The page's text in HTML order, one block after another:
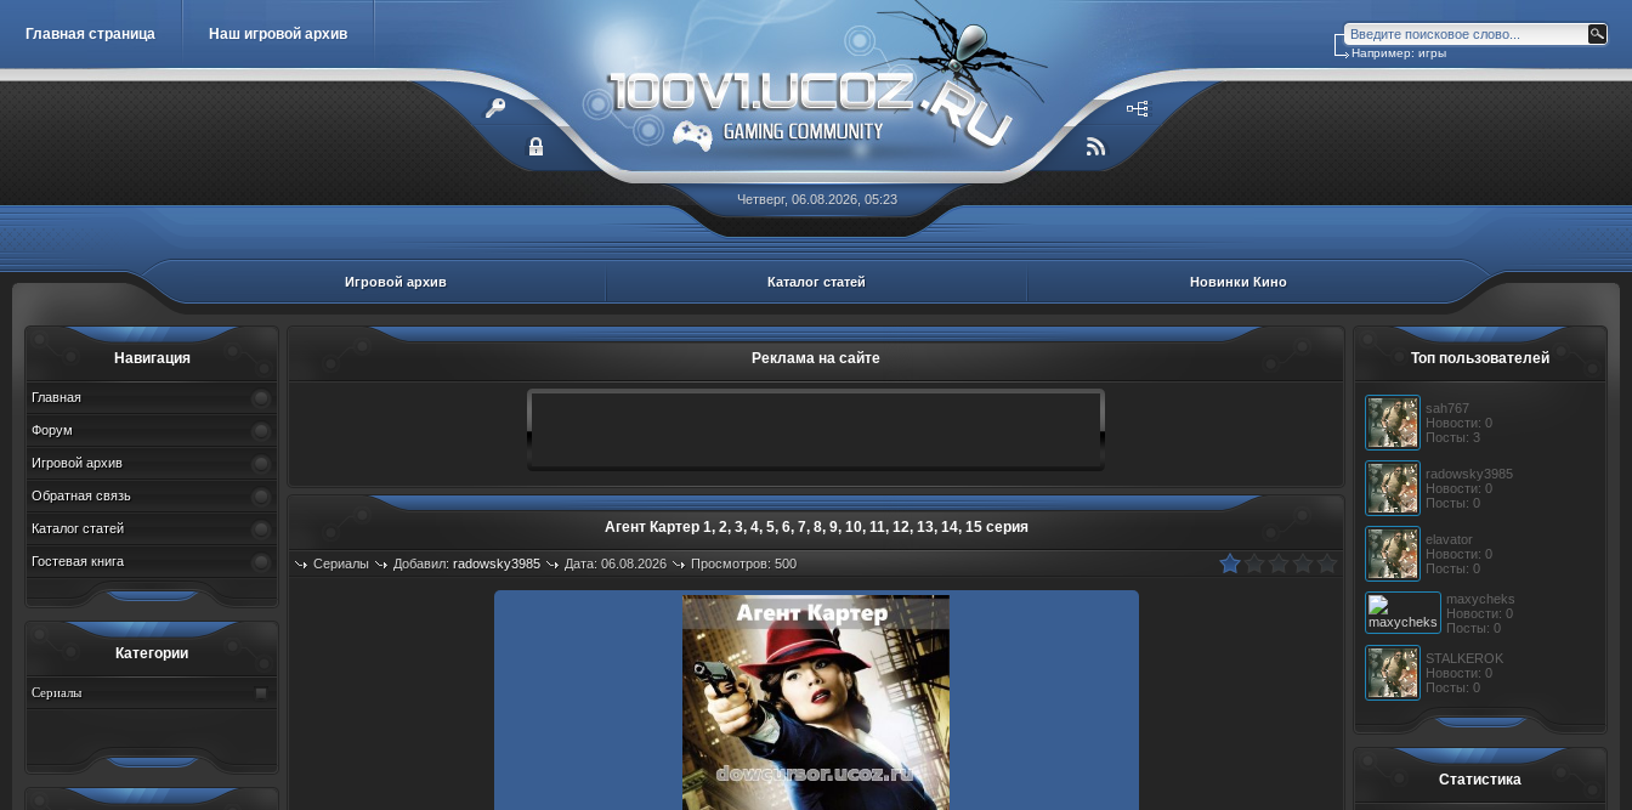
Главная страница Наш игровой архив
Например: игры
Четверг, 06.08.2026, 05:23
Игровой архив Каталог статей Новинки Кино
Навигация
Главная
Форум
Игровой архив
Обратная связь
Каталог статей
Гостевая книга
Категории
Сериалы
Топ пользователей
sah767
Новости: 0
Посты: 3
radowsky3985
Новости: 0
Посты: 0
elavator
Новости: 0
Посты: 0
maxycheks
Новости: 0
Посты: 0
STALKEROK
Новости: 0
Посты: 0
Статистика
Реклама на сайте
Агент Картер 1, 2, 3, 4, 5, 6, 7, 8, 9, 10, 11, 12, 13, 14, 15 серия
Сериалы Добавил: radowsky3985 Дата: 06.08.2026 Просмотров: 500